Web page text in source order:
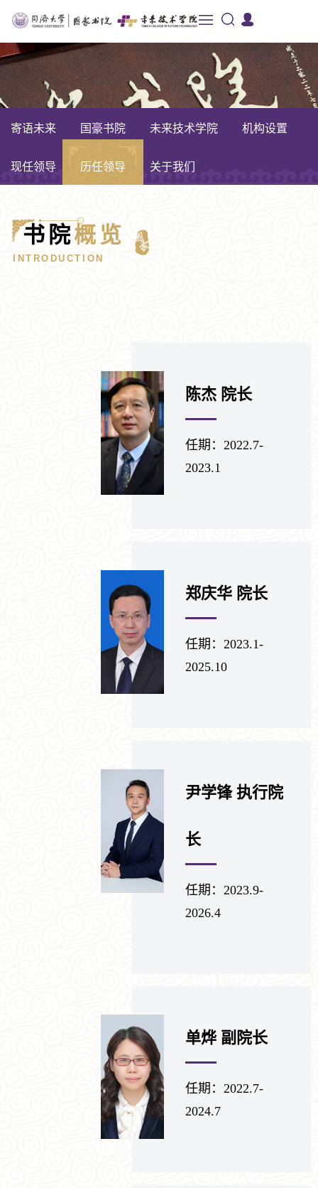
寄语未来 国豪书院 未来技术学院 机构设置
现任领导 历任领导 关于我们
书院概览
INTRODUCTION
陈杰 院长
任期：2022.7-
2023.1
郑庆华 院长
任期：2023.1-
2025.10
尹学锋 执行院
长
任期：2023.9-
2026.4
单烨 副院长
任期：2022.7-
2024.7